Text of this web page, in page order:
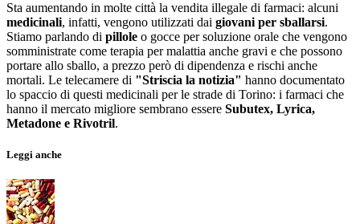
Sta aumentando in molte città la vendita illegale di farmaci: alcuni
medicinali, infatti, vengono utilizzati dai giovani per sballarsi.
Stiamo parlando di pillole o gocce per soluzione orale che vengono
somministrate come terapia per malattia anche gravi e che possono
portare allo sballo, a prezzo però di dipendenza e rischi anche
mortali. Le telecamere di "Striscia la notizia" hanno documentato
lo spaccio di questi medicinali per le strade di Torino: i farmaci che
hanno il mercato migliore sembrano essere Subutex, Lyrica,
Metadone e Rivotril.
Leggi anche